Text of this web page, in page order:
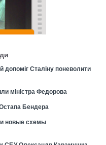
допоміг Сталіну поневолити
міністра Федорова
Бендера
новые схемы